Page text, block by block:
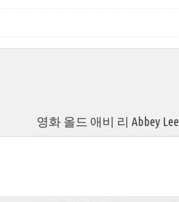
영화 올드 애비 리 Abbey Lee